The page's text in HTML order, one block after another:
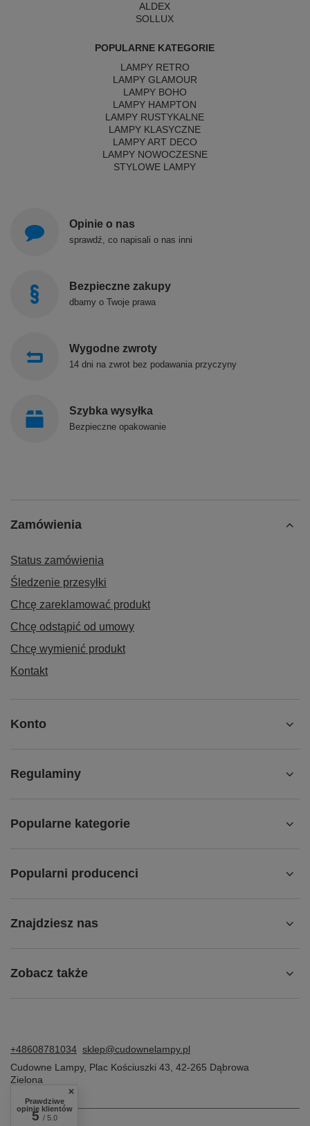
ALDEX
SOLLUX
POPULARNE KATEGORIE
LAMPY RETRO
LAMPY GLAMOUR
LAMPY BOHO
LAMPY HAMPTON
LAMPY RUSTYKALNE
LAMPY KLASYCZNE
LAMPY ART DECO
LAMPY NOWOCZESNE
STYLOWE LAMPY
Opinie o nas
sprawdź, co napisali o nas inni
Bezpieczne zakupy
dbamy o Twoje prawa
Wygodne zwroty
14 dni na zwrot bez podawania przyczyny
Szybka wysyłka
Bezpieczne opakowanie
Zamówienia
Status zamówienia
Śledzenie przesyłki
Chcę zareklamować produkt
Chcę odstąpić od umowy
Chcę wymienić produkt
Kontakt
Konto
Regulaminy
Popularne kategorie
Popularni producenci
Znajdziesz nas
Zobacz także
+48608781034 sklep@cudownelampy.pl
Cudowne Lampy, Plac Kościuszki 43 42-265 Dąbrowa
Zielona
Prawdziwe
opinie klientów
5/ 5.0